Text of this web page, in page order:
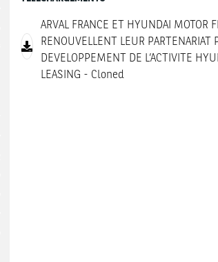
ARVAL FRANCE ET HYUNDAI MOTOR
RENOUVELLENT LEUR PARTENARIAT
DEVELOPPEMENT DE L’ACTIVITE
LEASING - Cloned